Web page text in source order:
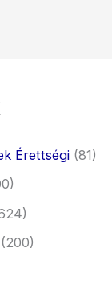
Érettségi (81)
(200)